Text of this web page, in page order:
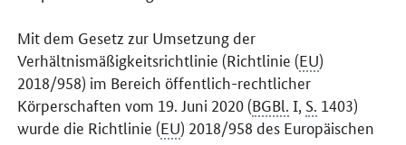
Mit dem Gesetz zur Umsetzung der
Verhältnismäßigkeitsrichtlinie (Richtlinie (EU)
2018/958) im Bereich öffentlich-rechtlicher
Körperschaften vom 19. Juni 2020 (BGBl. I, S. 1403)
wurde die Richtlinie (EU) 2018/958 des Europäischen